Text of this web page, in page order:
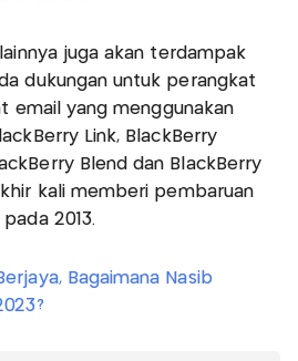
juga akan terdampak
dukungan untuk perangkat
email yang menggunakan
Link, BlackBerry
Blend dan BlackBerry
kali memberi pembaruan
2013.
Bagaimana Nasib